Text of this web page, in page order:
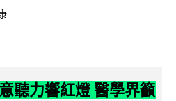
聽力響紅燈 醫學界籲